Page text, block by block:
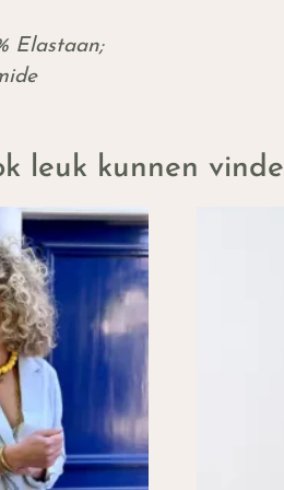
Elastaan;
leuk kunnen